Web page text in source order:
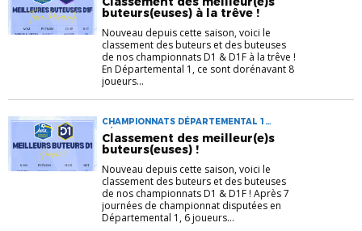
buteurs(euses) à la trêve !
Nouveau depuis cette saison, voici le
classement des buteurs et des buteuses
de nos championnats D1 & D1F à la trêve !
En Départemental 1, ce sont dorénavant 8
joueurs...
CHAMPIONNATS DÉPARTEMENTAL 1
DÉPARTEMENTAL 1F VIE DES CLUBS VIE DU
DISTRICT
Classement des meilleur(e)s
buteurs(euses) !
Nouveau depuis cette saison, voici le
classement des buteurs et des buteuses
de nos championnats D1 & D1F ! Après 7
journées de championnat disputées en
Départemental 1, 6 joueurs...